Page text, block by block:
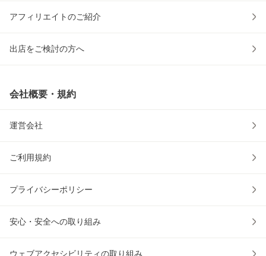
アフィリエイトのご紹介
出店をご検討の方へ
会社概要・規約
運営会社
ご利用規約
プライバシーポリシー
安心・安全への取り組み
ウェブアクセシビリティの取り組み